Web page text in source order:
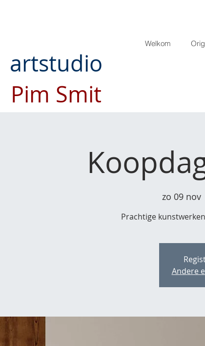
artstudio
Pim Smit
Welkom
zo 09 nov
Prachtige
Andere